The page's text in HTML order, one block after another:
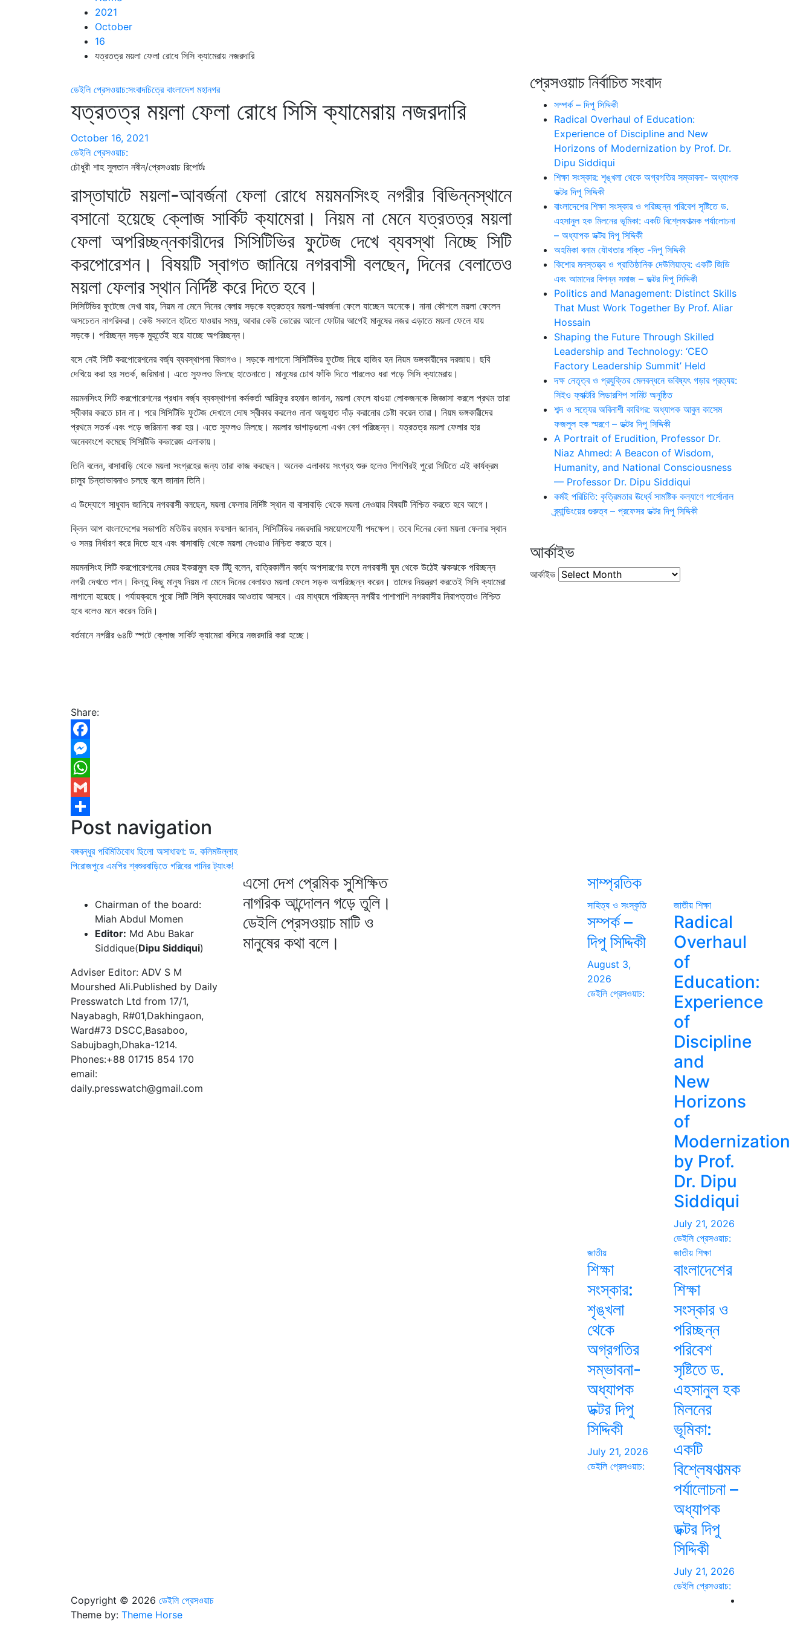
2021
October
16
যত্রতত্র ময়লা ফেলা রোধে সিসি ক্যামেরায় নজরদারি
ডেইলি প্রেসওয়াচ:সংবাদচিত্রে বাংলাদেশ মহানগর
যত্রতত্র ময়লা ফেলা রোধে সিসি ক্যামেরায় নজরদারি
October 16, 2021
ডেইলি প্রেসওয়াচ:
চৌধুরী শাহ সুলতান নবীন/প্রেসওয়াচ রিপোর্টঃ
রাস্তাঘাটে ময়লা-আবর্জনা ফেলা রোধে ময়মনসিংহ নগরীর বিভিন্নস্থানে
বসানো হয়েছে ক্লোজ সার্কিট ক্যামেরা। নিয়ম না মেনে যত্রতত্র ময়লা
ফেলা অপরিচ্ছন্নকারীদের সিসিটিভির ফুটেজ দেখে ব্যবস্থা নিচ্ছে সিটি
করপোরেশন। বিষয়টি স্বাগত জানিয়ে নগরবাসী বলছেন, দিনের বেলাতেও
ময়লা ফেলার স্থান নির্দিষ্ট করে দিতে হবে।
সিসিটিভির ফুটেজে দেখা যায়, নিয়ম না মেনে দিনের বেলায় সড়কে যত্রতত্র ময়লা-আবর্জনা ফেলে যাচ্ছেন অনেকে। নানা কৌশলে ময়লা ফেলেন
অসচেতন নাগরিকরা। কেউ সকালে হাটতে যাওয়ার সময়, আবার কেউ ভোরের আলো ফোটার আগেই মানুষের নজর এড়াতে ময়লা ফেলে যায়
সড়কে। পরিচ্ছন্ন সড়ক মুহূর্তেই হয়ে যাচ্ছে অপরিচ্ছন্ন।
বসে নেই সিটি করপোরেশনের বর্জ্য ব্যবস্থাপনা বিভাগও। সড়কে লাগানো সিসিটিভির ফুটেজ নিয়ে হাজির হন নিয়ম ভঙ্গকারীদের দরজায়। ছবি
দেখিয়ে করা হয় সতর্ক, জরিমানা। এতে সুফলও মিলছে হাতেনাতে। মানুষের চোখ ফাঁকি দিতে পারলেও ধরা পড়ে সিসি ক্যামেরায়।
ময়মনসিংহ সিটি করপোরেশনের প্রধান বর্জ্য ব্যবস্থাপনা কর্মকর্তা আরিফুর রহমান জানান, ময়লা ফেলে যাওয়া লোকজনকে জিজ্ঞাসা করলে প্রথম তারা
স্বীকার করতে চান না। পরে সিসিটিভি ফুটেজ দেখালে দোষ স্বীকার করলেও নানা অজুহাত দাঁড় করানোর চেষ্টা করেন তারা। নিয়ম ভঙ্গকারীদের
প্রথমে সতর্ক এবং পড়ে জরিমানা করা হয়। এতে সুফলও মিলছে। ময়লার ভাগাড়গুলো এখন বেশ পরিচ্ছন্ন। যত্রতত্র ময়লা ফেলার হার
অনেকাংশে কমেছে সিসিটিভি কভারেজ এলাকায়।
তিনি বলেন, বাসাবাড়ি থেকে ময়লা সংগ্রহের জন্য তারা কাজ করছেন। অনেক এলাকায় সংগ্রহ শুরু হলেও শিগগিরই পুরো সিটিতে এই কার্যক্রম
চালুর চিন্তাভাবনাও চলছে বলে জানান তিনি।
এ উদ্যোগে সাধুবাদ জানিয়ে নগরবাসী বলছেন, ময়লা ফেলার নির্দিষ্ট স্থান বা বাসাবাড়ি থেকে ময়লা নেওয়ার বিষয়টি নিশ্চিত করতে হবে আগে।
ক্লিন আপ বাংলাদেশের সভাপতি মতিউর রহমান ফয়সাল জানান, সিসিটিভির নজরদারি সময়োপযোগী পদক্ষেপ। তবে দিনের বেলা ময়লা ফেলার স্থান
ও সময় নির্ধারণ করে দিতে হবে এবং বাসাবাড়ি থেকে ময়লা নেওয়াও নিশ্চিত করতে হবে।
ময়মনসিংহ সিটি করপোরেশনের মেয়র ইকরামুল হক টিটু বলেন, রাত্রিকালীন বর্জ্য অপসারণের ফলে নগরবাসী ঘুম থেকে উঠেই ঝকঝকে পরিচ্ছন্ন
নগরী দেখতে পান। কিন্তু কিছু মানুষ নিয়ম না মেনে দিনের বেলায়ও ময়লা ফেলে সড়ক অপরিচ্ছন্ন করেন। তাদের নিয়ন্ত্রণ করতেই সিসি ক্যামেরা
লাগানো হয়েছে। পর্যায়ক্রমে পুরো সিটি সিসি ক্যামেরার আওতায় আসবে। এর মাধ্যমে পরিচ্ছন্ন নগরীর পাশাপাশি নগরবাসীর নিরাপত্তাও নিশ্চিত
হবে বলেও মনে করেন তিনি।
বর্তমানে নগরীর ৬৪টি স্পটে ক্লোজ সার্কিট ক্যামেরা বসিয়ে নজরদারি করা হচ্ছে।
Share:
Facebook
Messenger
WhatsApp
Gmail
Share
Post navigation
বঙ্গবন্ধুর পরিমিতিবোধ ছিলো অসাধারণ: ড. কলিমউল্লাহ
পিরোজপুরে এমপির শ্বশুরবাড়িতে গরিবের পানির ট্যাংক!
প্রেসওয়াচ নির্বাচিত সংবাদ
সম্পর্ক – দিপু সিদ্দিকী
Radical Overhaul of Education:
Experience of Discipline and New
Horizons of Modernization by Prof. Dr.
Dipu Siddiqui
শিক্ষা সংস্কার: শৃঙ্খলা থেকে অগ্রগতির সম্ভাবনা- অধ্যাপক
ডক্টর দিপু সিদ্দিকী
বাংলাদেশের শিক্ষা সংস্কার ও পরিচ্ছন্ন পরিবেশ সৃষ্টিতে ড.
এহসানুল হক মিলনের ভূমিকা: একটি বিশ্লেষণাত্মক পর্যালোচনা
– অধ্যাপক ডক্টর দিপু সিদ্দিকী
অহমিকা বনাম যৌথতার শক্তি -দিপু সিদ্দিকী
কিশোর মনস্তত্ত্ব ও প্রাতিষ্ঠানিক দেউলিয়াত্ব: একটি জিডি
এবং আমাদের বিপন্ন সমাজ – ডক্টর দিপু সিদ্দিকী
Politics and Management: Distinct Skills
That Must Work Together By Prof. Aliar
Hossain
Shaping the Future Through Skilled
Leadership and Technology: ‘CEO
Factory Leadership Summit’ Held
দক্ষ নেতৃত্ব ও প্রযুক্তির মেলবন্ধনে ভবিষ্যৎ গড়ার প্রত্যয়:
সিইও ফ্যাক্টরি লিডারশিপ সামিট অনুষ্ঠিত
শব্দ ও সত্যের অবিনাশী কারিগর: অধ্যাপক আবুল কাসেম
ফজলুল হক স্মরণে – ডক্টর দিপু সিদ্দিকী
A Portrait of Erudition, Professor Dr.
Niaz Ahmed: A Beacon of Wisdom,
Humanity, and National Consciousness
— Professor Dr. Dipu Siddiqui
কর্মই পরিচিতি: কৃত্রিমতার ঊর্ধ্বে সামষ্টিক কল্যাণে পার্সোনাল
ব্র্যান্ডিংয়ের গুরুত্ব – প্রফেসর ডক্টর দিপু সিদ্দিকী
আর্কাইভ
আর্কাইভ
Chairman of the board:
Miah Abdul Momen
Editor: Md Abu Bakar
Siddique(Dipu Siddiqui)
Adviser Editor: ADV S M
Mourshed Ali.Published by Daily
Presswatch Ltd from 17/1,
Nayabagh, R#01,Dakhingaon,
Ward#73 DSCC,Basaboo,
Sabujbagh,Dhaka-1214.
Phones:+88 01715 854 170
email:
daily.presswatch@gmail.com
এসো দেশ প্রেমিক সুশিক্ষিত
নাগরিক আন্দোলন গড়ে তুলি।
ডেইলি প্রেসওয়াচ মাটি ও
মানুষের কথা বলে।
সাম্প্রতিক
সাহিত্য ও সংস্কৃতি
সম্পর্ক –
দিপু সিদ্দিকী
August 3,
2026
ডেইলি প্রেসওয়াচ:
জাতীয় শিক্ষা
Radical
Overhaul
of
Education:
Experience
of
Discipline
and
New
Horizons
of
Modernization
by Prof.
Dr. Dipu
Siddiqui
July 21, 2026
ডেইলি প্রেসওয়াচ:
জাতীয়
শিক্ষা
সংস্কার:
শৃঙ্খলা
থেকে
অগ্রগতির
সম্ভাবনা-
অধ্যাপক
ডক্টর দিপু
সিদ্দিকী
July 21, 2026
ডেইলি প্রেসওয়াচ:
জাতীয় শিক্ষা
বাংলাদেশের
শিক্ষা
সংস্কার ও
পরিচ্ছন্ন
পরিবেশ
সৃষ্টিতে ড.
এহসানুল হক
মিলনের
ভূমিকা:
একটি
বিশ্লেষণাত্মক
পর্যালোচনা –
অধ্যাপক
ডক্টর দিপু
সিদ্দিকী
July 21, 2026
ডেইলি প্রেসওয়াচ:
Copyright © 2026 ডেইলি প্রেসওয়াচ
Theme by: Theme Horse